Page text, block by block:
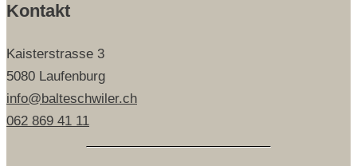
Kontakt
Kaisterstrasse 3
5080 Laufenburg
info@balteschwiler.ch
062 869 41 11